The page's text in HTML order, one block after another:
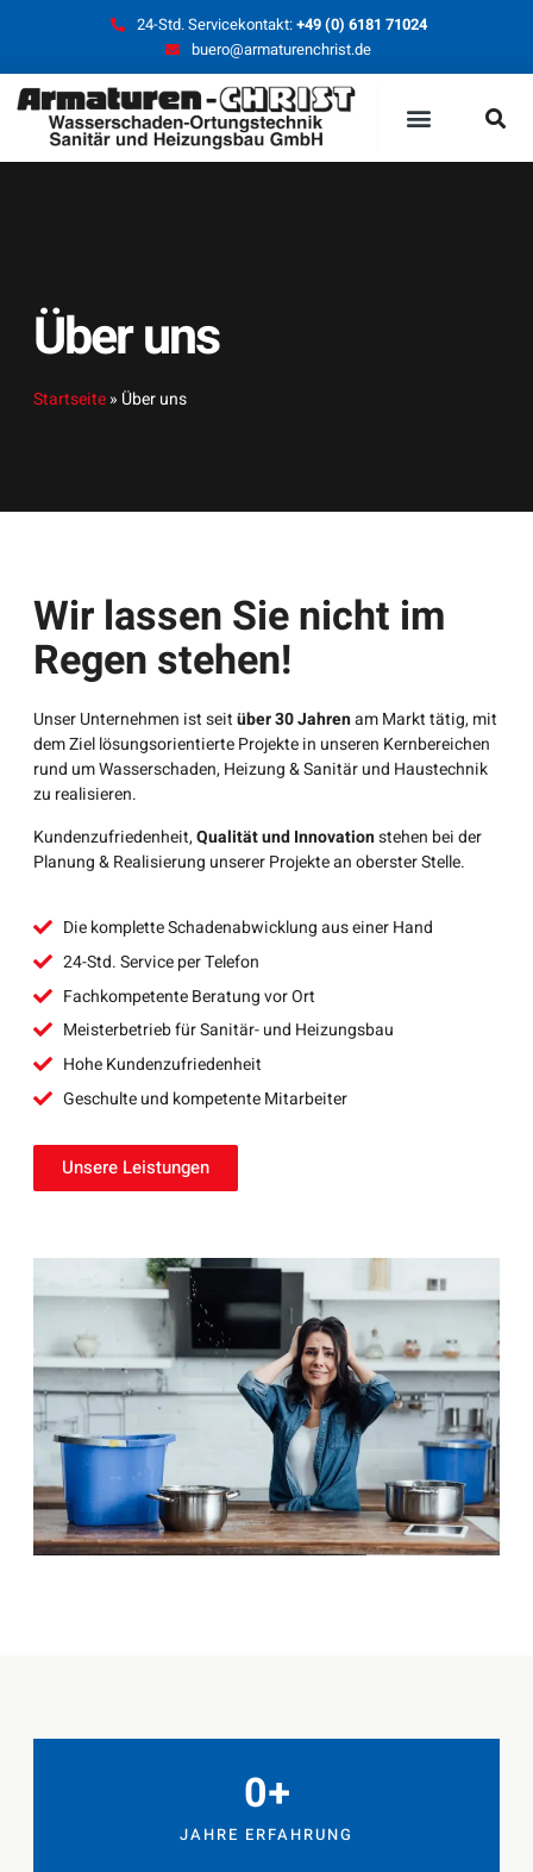
24-Std. Servicekontakt:+49 (0) 6181 71024
buero@armaturenchrist.de
Über uns
Startseite» Über uns
Wir lassen Sie nicht im
Regen stehen!
Unser Unternehmen ist seitüber 30 Jahrenam Markt tätig, mit
dem Ziel lösungsorientierte Projekte in unseren Kernbereichen
rund um Wasserschaden, Heizung & Sanitär und Haustechnik
zu realisieren.
Kundenzufriedenheit,Qualität und Innovationstehen bei der
Planung & Realisierung unserer Projekte an oberster Stelle.
Die komplette Schadenabwicklung aus einer Hand
24-Std. Service per Telefon
Fachkompetente Beratung vor Ort
Meisterbetrieb für Sanitär- und Heizungsbau
Hohe Kundenzufriedenheit
Geschulte und kompetente Mitarbeiter
Unsere Leistungen
JAHRE ERFAHRUNG
0+